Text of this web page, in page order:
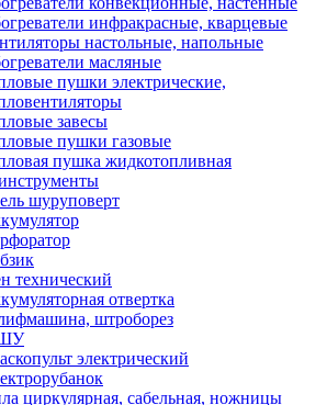
инфракрасные, кварцевые
настольные, напольные
масляные
пушки электрические,
завесы
пушки газовые
пушка жидкотопливная
шуруповерт
технический
отвертка
штроборез
электрический
циркулярная, сабельная, ножницы